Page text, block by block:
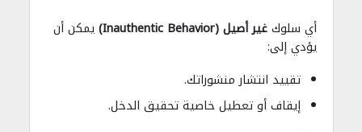
أي سلوكغير أصيل (Inauthentic Behavior)
يمكن أن
يؤدي إلى:
تقييد انتشار منشوراتك.
إيقاف أو تعطيل خاصية تحقيق الدخل.